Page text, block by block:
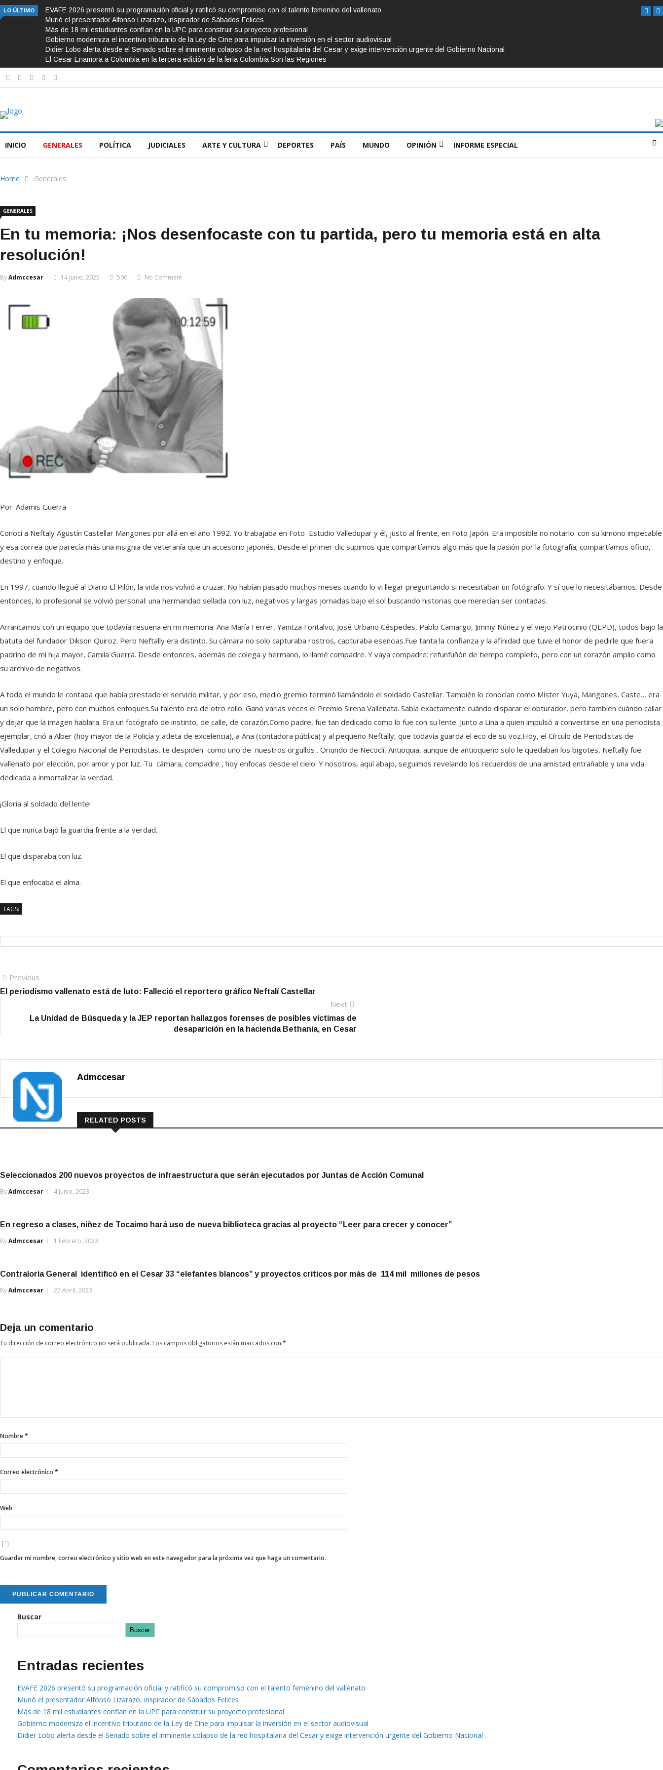
LO ÚLTIMO
EVAFE 2026 presentó su programación oficial y ratificó su compromiso con el talento femenino del vallenato
Murió el presentador Alfonso Lizarazo, inspirador de Sábados Felices
Más de 18 mil estudiantes confían en la UPC para construir su proyecto profesional
Gobierno moderniza el incentivo tributario de la Ley de Cine para impulsar la inversión en el sector audiovisual
Didier Lobo alerta desde el Senado sobre el inminente colapso de la red hospitalaria del Cesar y exige intervención urgente del Gobierno Nacional
El Cesar Enamora a Colombia en la tercera edición de la feria Colombia Son las Regiones
INICIO GENERALES POLÍTICA JUDICIALES ARTE Y CULTURA DEPORTES PAÍS MUNDO OPINIÓN INFORME ESPECIAL
Home Generales
GENERALES
En tu memoria: ¡Nos desenfocaste con tu partida, pero tu memoria está en alta
resolución!
ByAdmccesar 14 Junio, 2025 500 No Comment
Por: Adamis Guerra
Conocí a Neftaly Agustín Castellar Mangones por allá en el año 1992. Yo trabajaba en Foto Estudio Valledupar y él, justo al frente, en Foto Japón. Era imposible no notarlo: con su kimono impecable
y esa correa que parecía más una insignia de veteranía que un accesorio japonés. Desde el primer clic supimos que compartíamos algo más que la pasión por la fotografía; compartíamos oficio,
destino y enfoque.
En 1997, cuando llegué al Diario El Pilón, la vida nos volvió a cruzar. No habían pasado muchos meses cuando lo vi llegar preguntando si necesitaban un fotógrafo. Y sí que lo necesitábamos. Desde
entonces, lo profesional se volvió personal: una hermandad sellada con luz, negativos y largas jornadas bajo el sol buscando historias que merecían ser contadas.
Arrancamos con un equipo que todavía resuena en mi memoria: Ana María Ferrer, Yanitza Fontalvo, José Urbano Céspedes, Pablo Camargo, Jimmy Núñez y el viejo Patrocinio (QEPD), todos bajo la
batuta del fundador Dikson Quiroz. Pero Neftally era distinto. Su cámara no solo capturaba rostros, capturaba esencias.Fue tanta la confianza y la afinidad que tuve el honor de pedirle que fuera
padrino de mi hija mayor, Camila Guerra. Desde entonces, además de colega y hermano, lo llamé compadre. Y vaya compadre: refunfuñón de tiempo completo, pero con un corazón amplio como
su archivo de negativos.
A todo el mundo le contaba que había prestado el servicio militar, y por eso, medio gremio terminó llamándolo el soldado Castellar. También lo conocían como Mister Yuya, Mangones, Caste… era
un solo hombre, pero con muchos enfoques.Su talento era de otro rollo. Ganó varias veces el Premio Sirena Vallenata. Sabía exactamente cuándo disparar el obturador, pero también cuándo callar
y dejar que la imagen hablara. Era un fotógrafo de instinto, de calle, de corazón.Como padre, fue tan dedicado como lo fue con su lente. Junto a Lina a quien impulsó a convertirse en una periodista
ejemplar, crió a Alber (hoy mayor de la Policía y atleta de excelencia), a Ana (contadora pública) y al pequeño Neftally, que todavía guarda el eco de su voz.Hoy, el Círculo de Periodistas de
Valledupar y el Colegio Nacional de Periodistas, te despiden como uno de nuestros orgullos . Oriundo de Necoclí, Antioquia, aunque de antioqueño solo le quedaban los bigotes, Neftally fue
vallenato por elección, por amor y por luz. Tu cámara, compadre , hoy enfocas desde el cielo. Y nosotros, aquí abajo, seguimos revelando los recuerdos de una amistad entrañable y una vida
dedicada a inmortalizar la verdad.
¡Gloria al soldado del lente!
El que nunca bajó la guardia frente a la verdad.
El que disparaba con luz.
El que enfocaba el alma.
TAGS:
Navegación
de
entradas
Previous
post:
El periodismo vallenato está de luto: Falleció el reportero gráfico Neftalí Castellar
Next
La Unidad de Búsqueda y la JEP reportan hallazgos forenses de posibles víctimas de
desaparición en la hacienda Bethania, en Cesar
Admccesar
RELATED POSTS
Seleccionados 200 nuevos proyectos de infraestructura que serán ejecutados por Juntas de Acción Comunal
ByAdmccesar 4 Junio, 2023
En regreso a clases, niñez de Tocaimo hará uso de nueva biblioteca gracias al proyecto “Leer para crecer y conocer”
ByAdmccesar 1 Febrero, 2023
Contraloría General identificó en el Cesar 33 “elefantes blancos” y proyectos críticos por más de 114 mil millones de pesos
ByAdmccesar 22 Abril, 2023
Deja un comentario
Tu dirección de correo electrónico no será publicada. Los campos obligatorios están marcados con *
Nombre*
Correo electrónico *
Web
Guardar mi nombre, correo electrónico y sitio web en este navegador para la próxima vez que haga un comentario.
Buscar
Buscar
Entradas recientes
EVAFE 2026 presentó su programación oficial y ratificó su compromiso con el talento femenino del vallenato
Murió el presentador Alfonso Lizarazo, inspirador de Sábados Felices
Más de 18 mil estudiantes confían en la UPC para construir su proyecto profesional
Gobierno moderniza el incentivo tributario de la Ley de Cine para impulsar la inversión en el sector audiovisual
Didier Lobo alerta desde el Senado sobre el inminente colapso de la red hospitalaria del Cesar y exige intervención urgente del Gobierno Nacional